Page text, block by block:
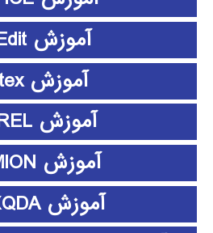
آموزش L-Edit
آموزش Latex
آموزش LISREL
آموزش LUMION
آموزش MAXQDA